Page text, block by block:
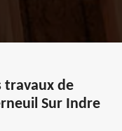
travaux de
Sur Indre